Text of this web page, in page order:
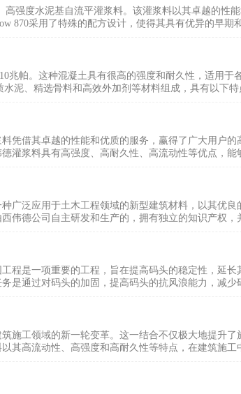
高强度水泥基自流平灌浆料。该灌浆料以其卓越的性
870采用了特殊的配方设计，使得其具有优异的早期
兆帕。这种混凝土具有很高的强度和耐久性，适用于
泥、精选骨料和高效外加剂等材料组成，具有以下
凭借其卓越的性能和优质的服务，赢得了广大用户
灌浆料具有高强度、高耐久性、高流动性等优点，能
广泛应用于土木工程领域的新型建筑材料，以其优
伟德公司自主研发和生产的，拥有独立的知识产权，
程是一项重要的工程，旨在提高码头的稳定性，延
是通过对码头的加固，提高码头的抗风浪能力，减少
施工领域的新一轮变革。这一结合不仅极大地提升
其高流动性、高强度和高耐久性等特点，在建筑施工